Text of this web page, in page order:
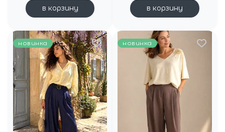
в корзину в корзину
новинка новинка